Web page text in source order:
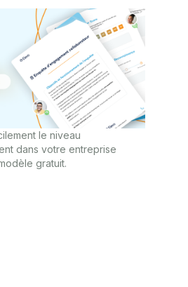
le niveau
dans votre entreprise
gratuit.